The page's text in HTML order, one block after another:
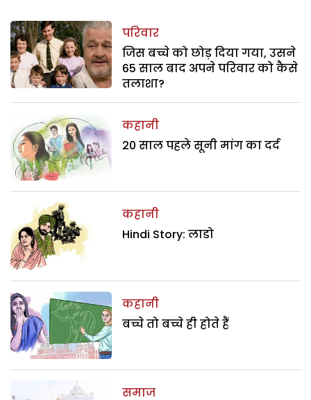
परिवार
जिस बच्चे को छोड़ दिया गया, उसने
65 साल बाद अपने परिवार को कैसे
तलाशा?
कहानी
20 साल पहले सूनी मांग का दर्द
कहानी
Hindi Story: लाडो
कहानी
बच्चे तो बच्चे ही होते हैं
समाज